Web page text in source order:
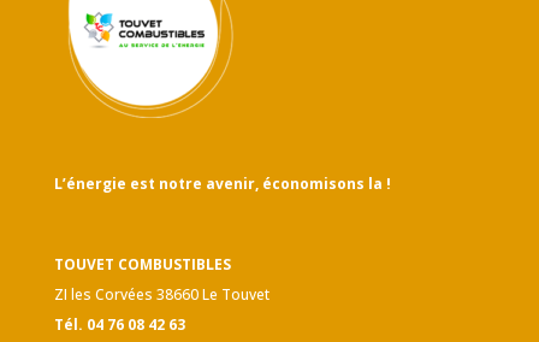
L’énergie est notre avenir, économisons la !
TOUVET COMBUSTIBLES
ZI les Corvées 38660 Le Touvet
Tél. 04 76 08 42 63